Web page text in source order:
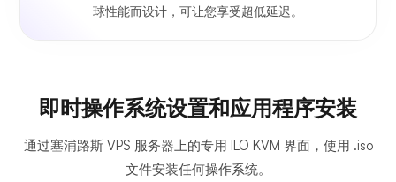
球性能而设计，可让您享受超低延迟。
即时操作系统设置和应用程序安装
通过塞浦路斯 VPS 服务器上的专用 ILO KVM 界面，使用 .iso
文件安装任何操作系统。